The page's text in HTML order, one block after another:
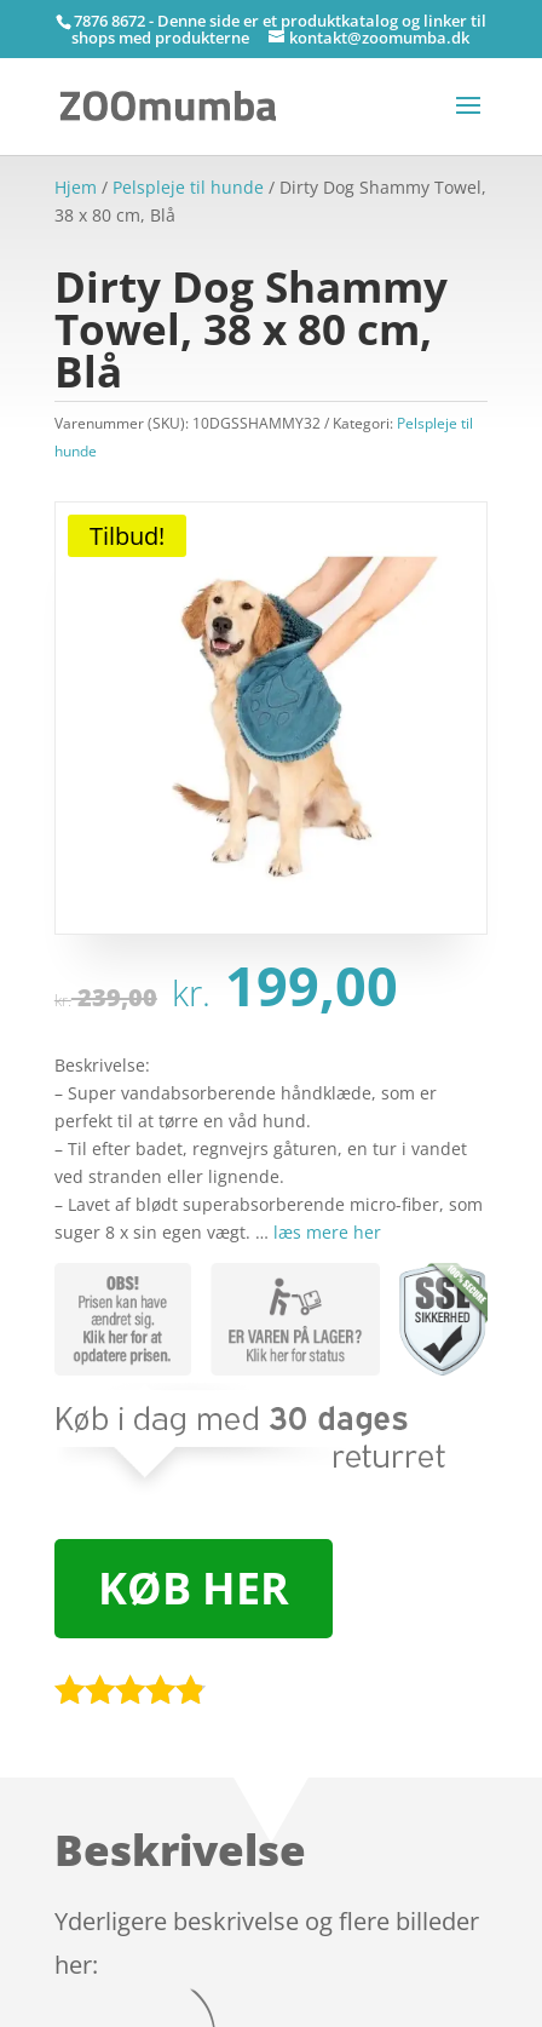
7876 8672 - Denne side er et produktkatalog og linker til
shops med produkterne kontakt@zoomumba.dk
Hjem / Pelspleje til hunde / Dirty Dog Shammy Towel,
38 x 80 cm, Blå
Dirty Dog Shammy
Towel, 38 x 80 cm,
Blå
Varenummer (SKU): 10DGSSHAMMY32 Kategori: Pelspleje til
hunde
Tilbud!
kr.239,00 Den
oprindelige
var:
kr. 239,00.
kr. 199,00
kr.
Beskrivelse:
– Super vandabsorberende håndklæde, som er
perfekt til at tørre en våd hund.
– Til efter badet, regnvejrs gåturen, en tur i vandet
ved stranden eller lignende.
– Lavet af blødt superabsorberende micro-fiber, som
suger 8 x sin egen vægt. … læs mere her
KØB HER
kundebedø
Beskrivelse
Yderligere beskrivelse og flere billeder
her: